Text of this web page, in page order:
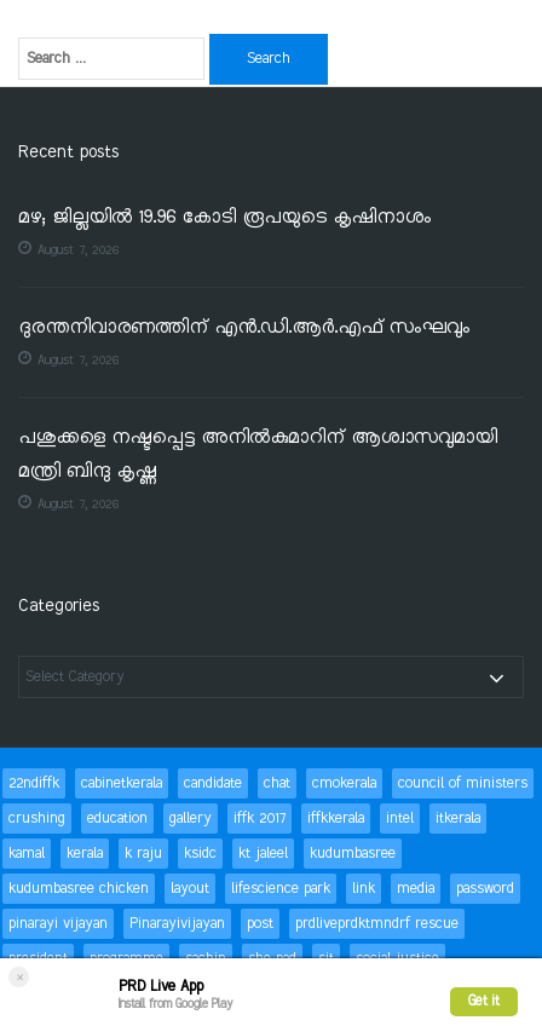
×
PRD Live App
Install from Google Play Get it
Recent posts
മഴ; ജില്ലയില്‍ 19.96 കോടി രൂപയുടെ കൃഷിനാശം
August 7, 2026
ദുരന്തനിവാരണത്തിന് എൻ.ഡി.ആർ.എഫ് സംഘവും
August 7, 2026
പശുക്കളെ നഷ്ടപ്പെട്ട അനിൽകുമാറിന് ആശ്വാസവുമായി
മന്ത്രി ബിന്ദു കൃഷ്ണ
August 7, 2026
Categories
22ndiffk cabinetkerala candidate chat cmokerala
council of ministers
crushing
education gallery iffk 2017 iffkkerala intel
itkerala
kamal
kerala k raju ksidc kt jaleel
kudumbasree
kudumbasree chicken
layout lifescience park link media
password
pinarayi vijayan
Pinarayivijayan post
prdliveprdktmndrf rescue
president
programme sachin she pad sit
social justice
status Success
trackbacks